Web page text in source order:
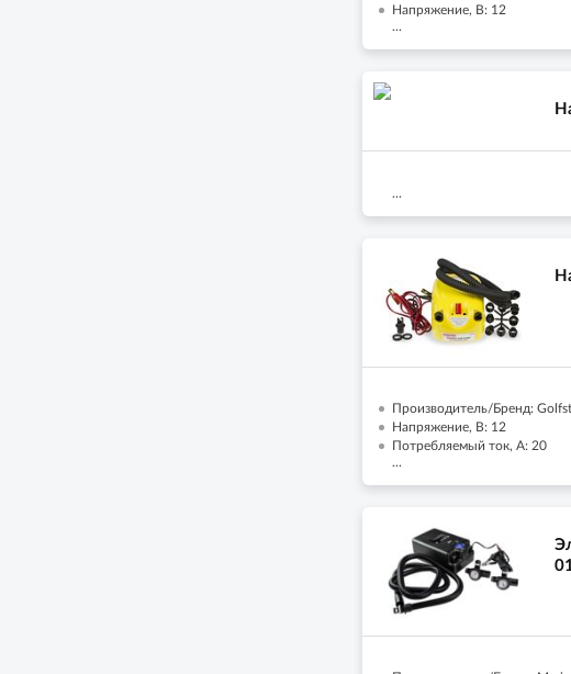
Напряжение, В: 12
...
...
Производитель/Бренд:
Напряжение, В: 12
Потребляемый ток, А: 20
...